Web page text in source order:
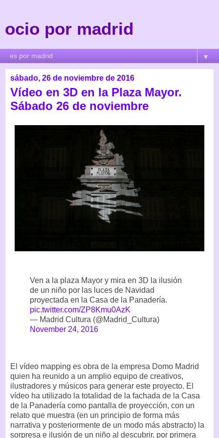
ocio por madrid
▼
sábado, 26 de noviembre de 2016
Vídeo en 3D en la Plaza Mayor.
Sábado 26 de noviembre
Ven a la plaza Mayor y mira en 3D la ilusión
de un niño por las luces de Navidad
proyectada en la Casa de la Panadería.
pic.twitter.com/ZP8Kmu0AzK
— Madrid Cultura (@Madrid_Cultura)
November 24, 2016
El vídeo mapping es obra de la empresa Domo Madrid
quien ha reunido a un amplio equipo de creativos,
ilustradores y músicos para generar este proyecto. El
vídeo ha utilizado la totalidad de la fachada de la Casa
de la Panadería como pantalla de proyección, con un
relato que muestra (en un principio de forma más
narrativa y posteriormente de un modo más abstracto) la
sorpresa e ilusión de un niño al descubrir, por primera